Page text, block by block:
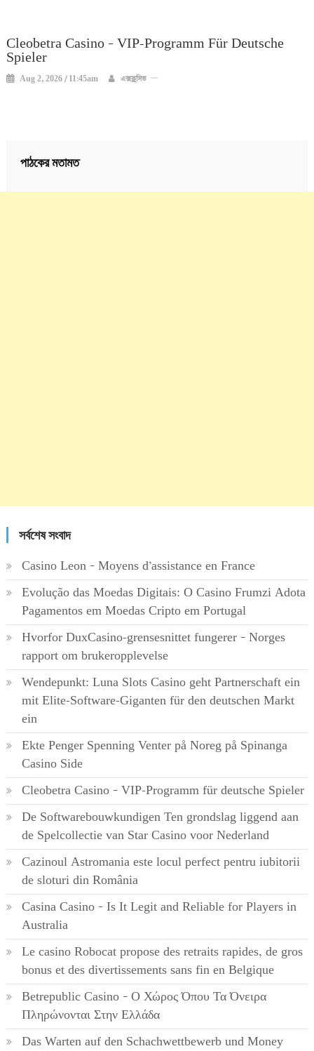
Cleobetra Casino – VIP-Programm Für Deutsche
Spieler
Aug 2, 2026 / 11:45am এক্সক্লুসিভ
পাঠকের মতামত
সর্বশেষ সংবাদ
Casino Leon – Moyens d’assistance en France
Evolução das Moedas Digitais: O Casino Frumzi Adota
Pagamentos em Moedas Cripto em Portugal
Hvorfor DuxCasino-grensesnittet fungerer – Norges
rapport om brukeropplevelse
Wendepunkt: Luna Slots Casino geht Partnerschaft ein
mit Elite-Software-Giganten für den deutschen Markt
ein
Ekte Penger Spenning Venter på Noreg på Spinanga
Casino Side
Cleobetra Casino – VIP-Programm für deutsche Spieler
De Softwarebouwkundigen Ten grondslag liggend aan
de Spelcollectie van Star Casino voor Nederland
Cazinoul Astromania este locul perfect pentru iubitorii
de sloturi din România
Casina Casino – Is It Legit and Reliable for Players in
Australia
Le casino Robocat propose des retraits rapides, de gros
bonus et des divertissements sans fin en Belgique
Betrepublic Casino – Ο Χώρος Όπου Τα Όνειρα
Πληρώνονται Στην Ελλάδα
Das Warten auf den Schachwettbewerb und Money